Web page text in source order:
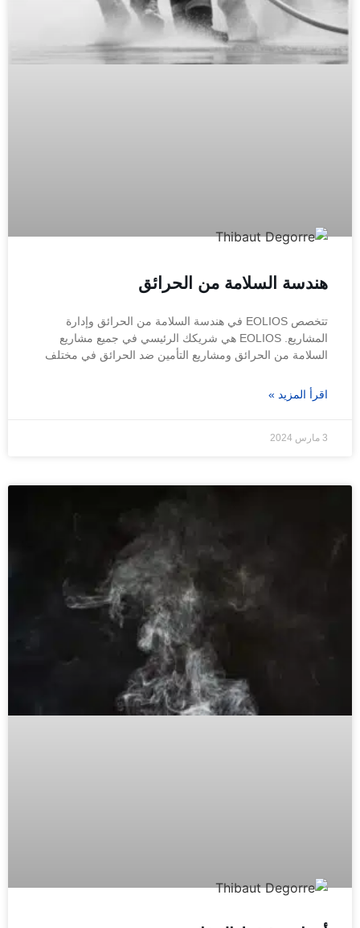
هندسة السلامة من الحرائق
تتخصص EOLIOS في هندسة السلامة من الحرائق وإدارة
المشاريع. EOLIOS هي شريكك الرئيسي في جميع مشاريع
السلامة من الحرائق ومشاريع التأمين ضد الحرائق في مختلف
اقرأ المزيد »
3 مارس 2024